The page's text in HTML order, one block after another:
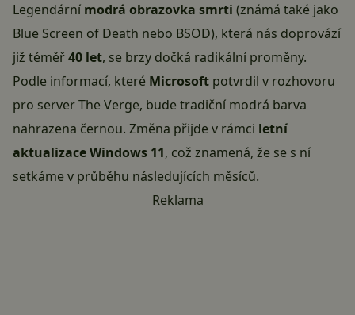
Legendární modrá obrazovka smrti (známá také jako
Blue Screen of Death nebo BSOD), která nás doprovází
již téměř40 let, se brzy dočká radikální proměny.
Podle informací, které Microsoft potvrdil v rozhovoru
pro server The Verge, bude tradiční modrá barva
nahrazena černou. Změna přijde v rámci letní
aktualizace Windows 11, což znamená, že se s ní
setkáme v průběhu následujících měsíců.
Reklama